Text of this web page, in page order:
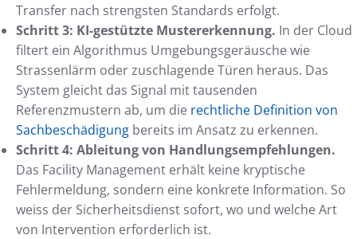
Transfer nach strengsten Standards erfolgt.
Schritt 3: KI-gestützte Mustererkennung. In der Cloud
filtert ein Algorithmus Umgebungsgeräusche wie
Strassenlärm oder zuschlagende Türen heraus. Das
System gleicht das Signal mit tausenden
Referenzmustern ab, um die rechtliche Definition von
Sachbeschädigung bereits im Ansatz zu erkennen.
Schritt 4: Ableitung von Handlungsempfehlungen.
Das Facility Management erhält keine kryptische
Fehlermeldung, sondern eine konkrete Information. So
weiss der Sicherheitsdienst sofort, wo und welche Art
von Intervention erforderlich ist.